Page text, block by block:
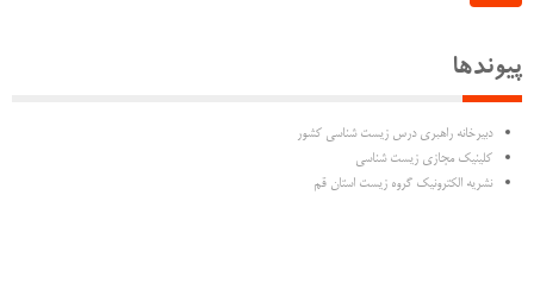
پیوندها
دبیرخانه راهبری درس زیست شناسی کشور
کلینیک مجازی زیست شناسی
نشریه الکترونیک گروه زیست استان قم